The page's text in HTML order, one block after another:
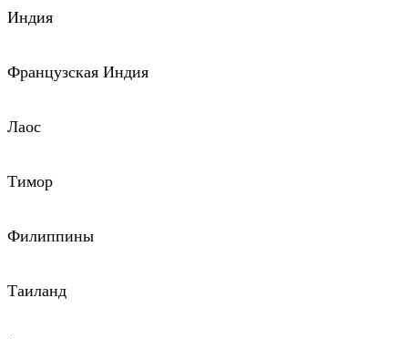
Индия
Французская Индия
Лаос
Тимор
Филиппины
Таиланд